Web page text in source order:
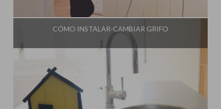
Influencer: Steffido
CÓMO INSTALAR-CAMBIAR GRIFO